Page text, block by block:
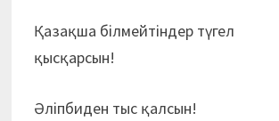
Қазақша білмейтіндер түгел
қысқарсын!
Әліпбиден тыс қалсын!